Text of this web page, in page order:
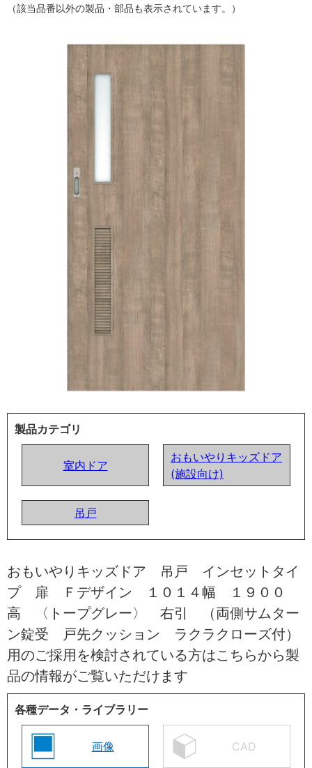
（該当品番以外の製品・部品も表示されています。）
製品カテゴリ
室内ドア
おもいやりキッズドア
(施設向け)
吊戸
おもいやりキッズドア 吊戸 インセットタイ
プ 扉 Ｆデザイン １０１４幅 １９００
高 〈トープグレー〉 右引 （両側サムター
ン錠受 戸先クッション ラクラクローズ付）
用のご採用を検討されている方はこちらから製
品の情報がご覧いただけます
各種データ・ライブラリー
画像 CAD